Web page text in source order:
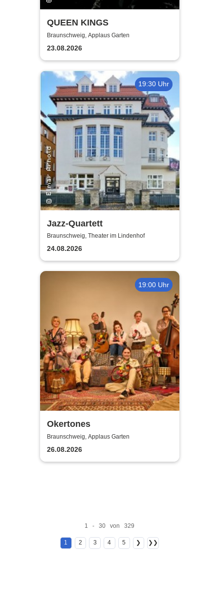
QUEEN KINGS
Braunschweig, Applaus Garten
23.08.2026
19:30 Uhr
Jazz-Quartett
Braunschweig, Theater im Lindenhof
24.08.2026
19:00 Uhr
Okertones
Braunschweig, Applaus Garten
26.08.2026
1 - 30 von 329
1 2 3 4 5 ❯ ❯❯